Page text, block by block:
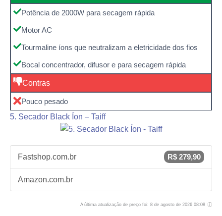
Potência de 2000W para secagem rápida
Motor AC
Tourmaline íons que neutralizam a eletricidade dos fios
Bocal concentrador, difusor e para secagem rápida
Contras
Pouco pesado
5. Secador Black Íon – Taiff
Fastshop.com.br R$ 279,90
Amazon.com.br
A última atualização de preço foi: 8 de agosto de 2026 08:08